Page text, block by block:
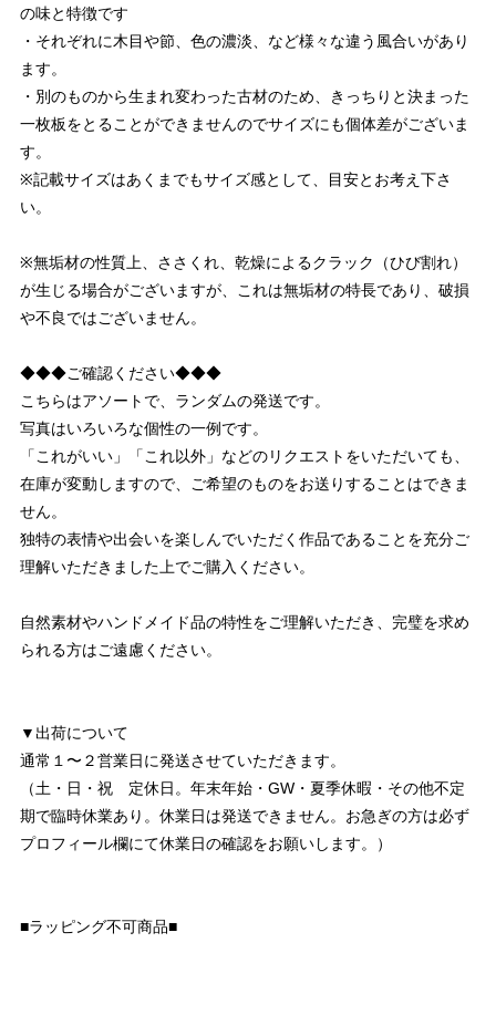
の味と特徴です
・それぞれに木目や節、色の濃淡、など様々な違う風合いがあり
ます。
・別のものから生まれ変わった古材のため、きっちりと決まった
一枚板をとることができませんのでサイズにも個体差がございま
す。
※記載サイズはあくまでもサイズ感として、目安とお考え下さ
い。
※無垢材の性質上、ささくれ、乾燥によるクラック（ひび割れ）
が生じる場合がございますが、これは無垢材の特長であり、破損
や不良ではございません。
◆◆◆ご確認ください◆◆◆
こちらはアソートで、ランダムの発送です。
写真はいろいろな個性の一例です。
「これがいい」「これ以外」などのリクエストをいただいても、
在庫が変動しますので、ご希望のものをお送りすることはできま
せん。
独特の表情や出会いを楽しんでいただく作品であることを充分ご
理解いただきました上でご購入ください。
自然素材やハンドメイド品の特性をご理解いただき、完璧を求め
られる方はご遠慮ください。
▼出荷について
通常１〜２営業日に発送させていただきます。
（土・日・祝 定休日。年末年始・GW・夏季休暇・その他不定
期で臨時休業あり。休業日は発送できません。お急ぎの方は必ず
プロフィール欄にて休業日の確認をお願いします。）
■ラッピング不可商品■